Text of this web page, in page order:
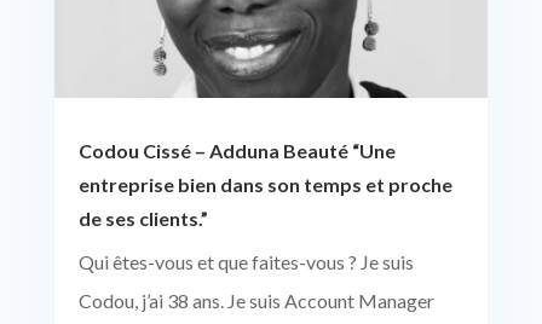
Codou Cissé – Adduna Beauté “Une
entreprise bien dans son temps et proche
de ses clients.”
Qui êtes-vous et que faites-vous ? Je suis
Codou, j’ai 38 ans. Je suis Account Manager